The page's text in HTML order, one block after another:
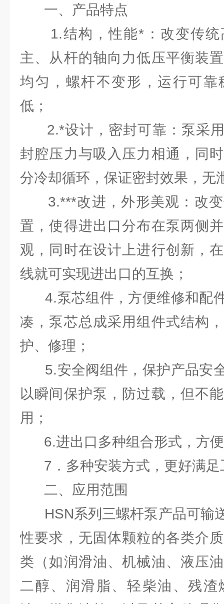
一、产品特点
1.结构，性能*：改变传统
主、从杆的轴向力低压平衡装
均匀，螺杆不变形，运行可靠
低；
2.*设计，密封可靠：泵采用
封腔压力与吸入压力相通，同
分冷却循环，保证密封效果，无
3.***改进，外形美观：改变
置，使得进出口分布在泵两侧
观，同时在设计上进行创新，
线就可实现进出口的互换；
4.泵芯组件，方便维修和配
凑，泵芯总成采用组件式结构
护、修理；
5.安全阀组件，保护产品安
以瞬间保护泵，防过载，但不
用；
6.进出口多种组合形式，方便
7．多种安装方式，更好满足
二、应用范围
HSN系列三螺杆泵产品可输
性要求，无固体颗粒的各类介
类（如润滑油、机械油、液压
二醇、润滑脂、轻柴油、残渣